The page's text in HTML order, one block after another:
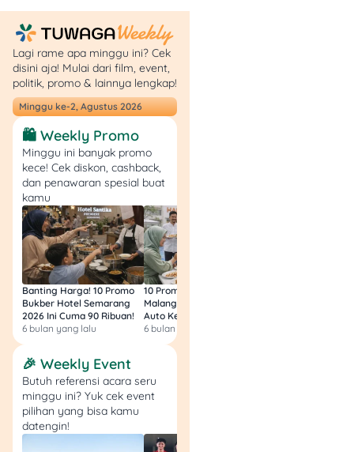
Rp17.000
Green Tea Cheese :
Rp17.000
Choco Hazelnut
Cheese : Rp17.000
Choco Lava Cheese:
Rp20.000
Choco Avocado
Cheese: Rp21.000
Yakult Series
Mango Yakult:
Rp13.000
Lychee Yakult:
Rp13.000
Creamy Series
Cotton Candy
Rp15.000
Ice Cream
Lagi rame apa minggu ini? Cek
disini aja! Mulai dari film, event,
politik, promo & lainnya lengkap!
Minggu ke-2, Agustus 2026
🛍️ Weekly Promo
Minggu ini banyak promo
kece! Cek diskon, cashback,
dan penawaran spesial buat
kamu
Banting Harga! 10 Promo
Bukber Hotel Semarang
2026 Ini Cuma 90 Ribuan!
6 bulan yang lalu
10 Promo Bukber Hotel
Malang 2026: Start 75rb,
Auto Kenyang!
6 bulan yang lalu
🎉 Weekly Event
Butuh referensi acara seru
minggu ini? Yuk cek event
pilihan yang bisa kamu
datengin!